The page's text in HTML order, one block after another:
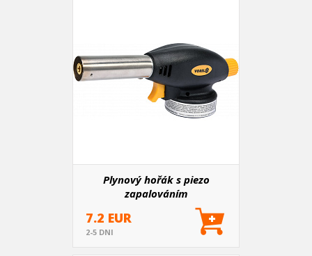
Plynový hořák s piezo
zapalováním
7.2 EUR
2-5 DNI